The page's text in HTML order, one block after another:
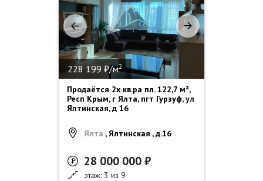
228 199 ₽/м2
Продаётся 2х кв.ра пл. 122,7 м²,
Респ Крым, г Ялта, пгт Гурзуф, ул
Ялтинская, д 16
Ялта , Ялтинская , д.16
28 000 000 ₽
этаж: 3 из 9